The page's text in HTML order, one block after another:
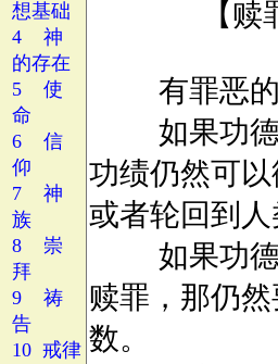
想基础
4 神
的存在
5 使
命
6 信
仰
7 神
族
8 崇
拜
9 祷
告
10 戒律